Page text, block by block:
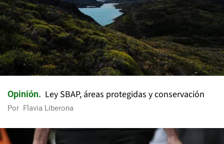
Opinión Ley SBAP, áreas protegidas y conservación
Por Flavia Liberona